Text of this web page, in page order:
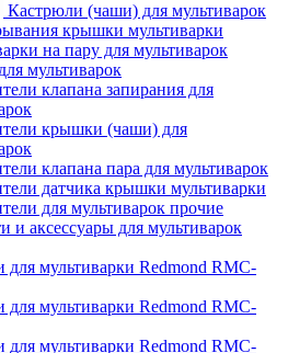
Кастрюли (чаши) для мультиварок
крышки мультиварки
на пару для мультиварок
мультиварок
клапана запирания для
крышки (чаши) для
клапана пара для мультиварок
датчика крышки мультиварки
для мультиварок прочие
и аксессуары для мультиварок
для мультиварки Redmond RMC-
для мультиварки Redmond RMC-
для мультиварки Redmond RMC-